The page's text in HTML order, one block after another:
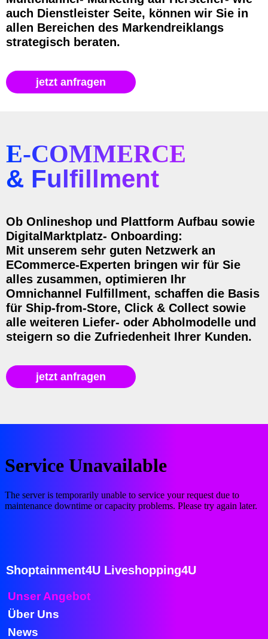
auch Dienstleister Seite, können wir Sie in
allen Bereichen des Markendreiklangs
strategisch beraten.
jetzt anfragen
E-COMMERCE
& Fulfillment
Ob Onlineshop und Plattform Aufbau sowie
DigitalMarktplatz- Onboarding:
Mit unserem sehr guten Netzwerk an
ECommerce-Experten bringen wir für Sie
alles zusammen, optimieren Ihr
Omnichannel Fulfillment, schaffen die Basis
für Ship-from-Store, Click & Collect sowie
alle weiteren Liefer- oder Abholmodelle und
steigern so die Zufriedenheit Ihrer Kunden.
jetzt anfragen
Shoptainment4U Liveshopping4U
Unser Angebot
Über Uns
News